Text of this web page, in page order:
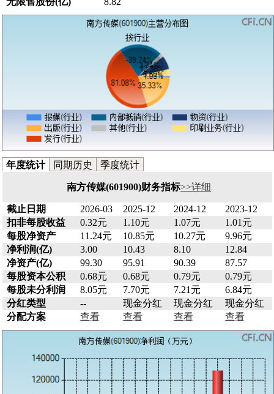
年度统计 同期历史 季度统计
南方传媒(601900)财务指标>>详细
截止日期 2026-03 2025-12 2024-12
2023-12
扣非每股收益
0.32元 1.10元 1.07元
1.01元
每股净资产
11.24元 10.85元 10.27元
9.96元
净利润(亿)
3.00 10.43 8.10
12.84
净资产(亿)
99.30 95.91 90.39
87.57
每股资本公积
0.68元 0.68元 0.79元
0.79元
每股未分利润
8.05元 7.70元 7.21元
6.84元
分红类型
-- 现金分红 现金分红
现金分红
分配方案
查看 查看 查看 查看